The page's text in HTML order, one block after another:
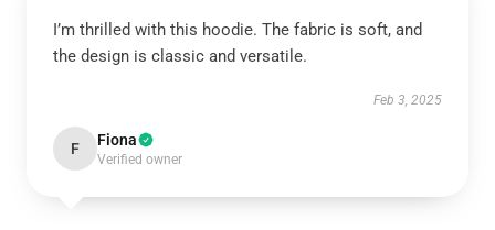
I’m thrilled with this hoodie. The fabric is soft, and
the design is classic and versatile.
Feb 3, 2025
F Fiona
Verified owner